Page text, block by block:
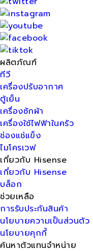
ผลิตภัณฑ์
ทีวี
เครื่องปรับอากาศ
ตู้เย็น
เครื่องซักผ้า
เครื่องใช้ไฟฟ้าในครัว
ช่องแช่แข็ง
ไมโครเวฟ
เกี่ยวกับ Hisense
เกี่ยวกับ Hisense
บล็อก
ช่วยเหลือ
การรับประกันสินค้า
นโยบายความเป็นส่วนตัว
นโยบายคุกกี้
ค้นหาตัวแทนจำหน่าย